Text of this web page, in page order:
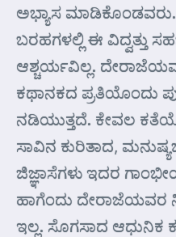
ಅಭ್ಯಾಸ
ಬರಹಗಳಲ್ಲಿ ಈ ವಿದ್ವತ್ತು
ಆಶ್ಚರ್ಯವಿಲ್ಲ.
ಕಥಾನಕದ ಪ್ರತಿಯೊಂದು
ನಡಿಯುತ್ತದೆ. ಕೇವಲ
ಸಾವಿನ ಕುರಿತಾದ,
ಜಿಜ್ಞಾಸೆಗಳು ಇದರ
ಹಾಗೆಂದು ದೇರಾಜೆಯವರ
ಇಲ್ಲ. ಸೊಗಸಾದ ಆಧುನಿಕ